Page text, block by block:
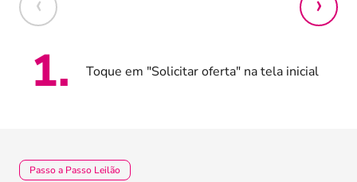
1. Toque em "Solicitar oferta" na tela inicial
Passo a Passo Leilão